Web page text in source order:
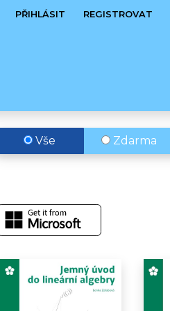
PŘIHLÁSIT REGISTROVAT
Vše Zdarma